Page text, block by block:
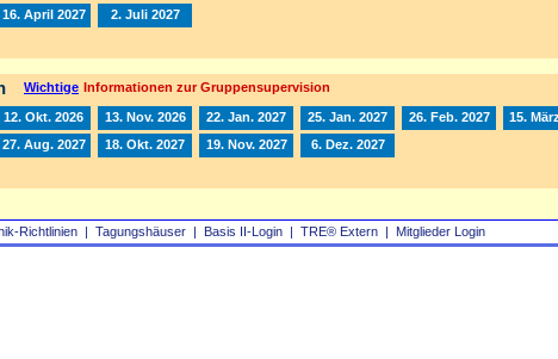
Richtlinien | Tagungshäuser | Basis II‑Login | TRE® Extern | Mitglieder Login
16. April 2027 2. Juli 2027
Wichtige Informationen zur Gruppensupervision
12. Okt. 2026 13. Nov. 2026 22. Jan. 2027 25. Jan. 2027 26. Feb. 2027 15.
27. Aug. 2027 18. Okt. 2027 19. Nov. 2027 6. Dez. 2027